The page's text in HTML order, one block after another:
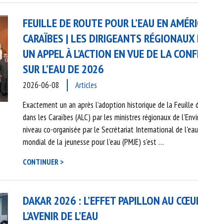
FEUILLE DE ROUTE POUR L’EAU EN
CARAÏBES | LES DIRIGEANTS
UN APPEL À L’ACTION EN VUE DE LA
SUR L’EAU DE 2026
2026-06-08
Articles
Exactement un an après l’adoption historique de la Feuille
dans les Caraïbes (ALC) par les ministres régionaux de
niveau co-organisée par le Secrétariat International de
mondial de la jeunesse pour l’eau (PMJE) s’est …
CONTINUER >
DAKAR 2026 : L’EFFET PAPILLON AU
L’AVENIR DE L’EAU